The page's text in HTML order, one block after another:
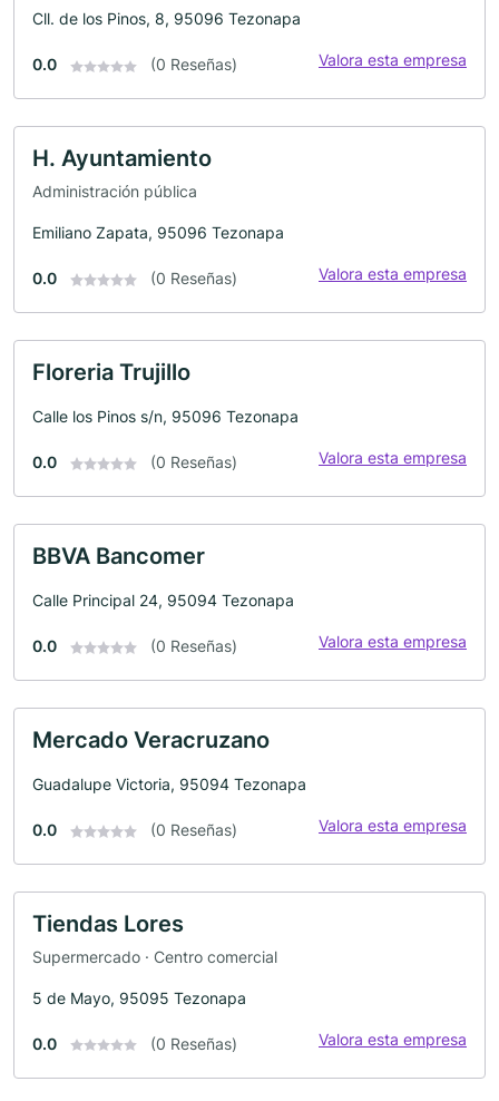
Cll. de los Pinos, 8, 95096 Tezonapa
0.0 (0 Reseñas) Valora esta empresa
H. Ayuntamiento
Administración pública
Emiliano Zapata, 95096 Tezonapa
0.0 (0 Reseñas) Valora esta empresa
Floreria Trujillo
Calle los Pinos s/n, 95096 Tezonapa
0.0 (0 Reseñas) Valora esta empresa
BBVA Bancomer
Calle Principal 24, 95094 Tezonapa
0.0 (0 Reseñas) Valora esta empresa
Mercado Veracruzano
Guadalupe Victoria, 95094 Tezonapa
0.0 (0 Reseñas) Valora esta empresa
Tiendas Lores
Supermercado · Centro comercial
5 de Mayo, 95095 Tezonapa
0.0 (0 Reseñas) Valora esta empresa